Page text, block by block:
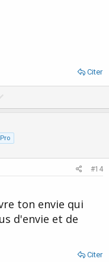
Citer
o
n
Pro
#14
ton envie qui
d'envie et de
Citer